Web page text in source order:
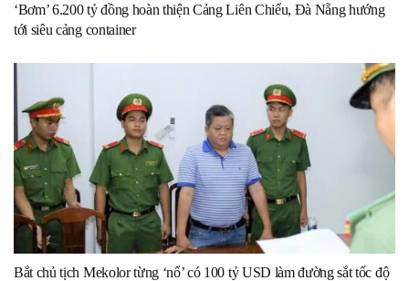
‘Bơm’ 6.200 tỷ đồng hoàn thiện Cảng Liên Chiểu, Đà Nẵng hướng
tới siêu cảng container
Bắt chủ tịch Mekolor từng ‘nổ’ có 100 tỷ USD làm đường sắt tốc độ